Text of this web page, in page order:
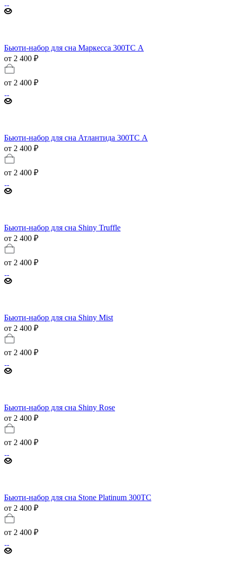
Бьюти-набор для сна Маркесса 300ТС А
от 2 400 ₽
от 2 400 ₽
Бьюти-набор для сна Атлантида 300ТС А
от 2 400 ₽
от 2 400 ₽
Бьюти-набор для сна Shiny Truffle
от 2 400 ₽
от 2 400 ₽
Бьюти-набор для сна Shiny Mist
от 2 400 ₽
от 2 400 ₽
Бьюти-набор для сна Shiny Rose
от 2 400 ₽
от 2 400 ₽
Бьюти-набор для сна Stone Platinum 300ТС
от 2 400 ₽
от 2 400 ₽